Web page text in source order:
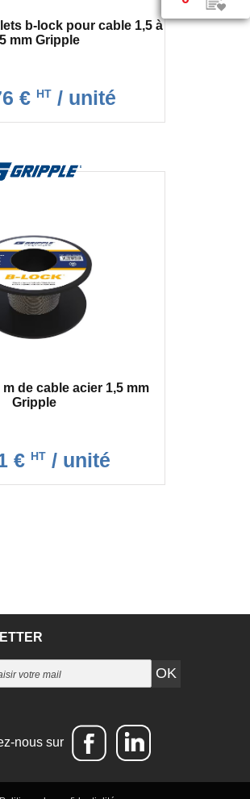
b-lock pour cable 1,5 à
mm Gripple
€ HT / unité
de cable acier 1,5 mm
Gripple
€ HT / unité
nous sur